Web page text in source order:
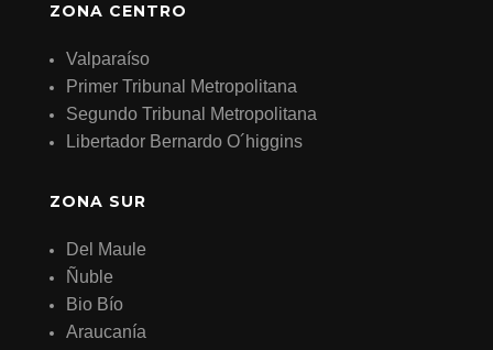
ZONA CENTRO
Valparaíso
Primer Tribunal Metropolitana
Segundo Tribunal Metropolitana
Libertador Bernardo O´higgins
ZONA SUR
Del Maule
Ñuble
Bio Bío
Araucanía